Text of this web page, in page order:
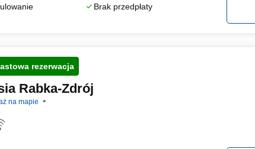
Brak przedpłaty
rezerwacja
Rabka-Zdrój
na mapie